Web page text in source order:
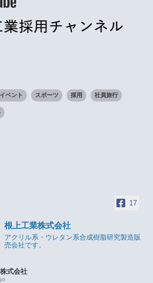
イベント スポーツ 採用 社員旅行
17
根上工業株式会社
アクリル系・ウレタン系合成樹脂研究製造販
売会社です。
式会社